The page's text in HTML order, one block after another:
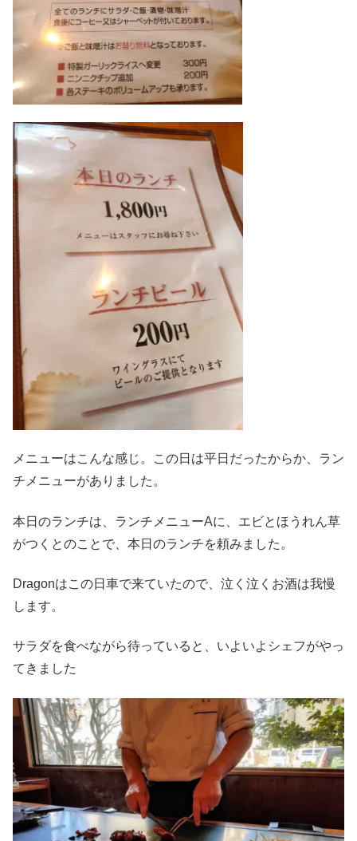
メニューはこんな感じ。この日は平日だったからか、ラン
チメニューがありました。
本日のランチは、ランチメニューAに、エビとほうれん草
がつくとのことで、本日のランチを頼みました。
Dragonはこの日車で来ていたので、泣く泣くお酒は我慢
します。
サラダを食べながら待っていると、いよいよシェフがやっ
てきました